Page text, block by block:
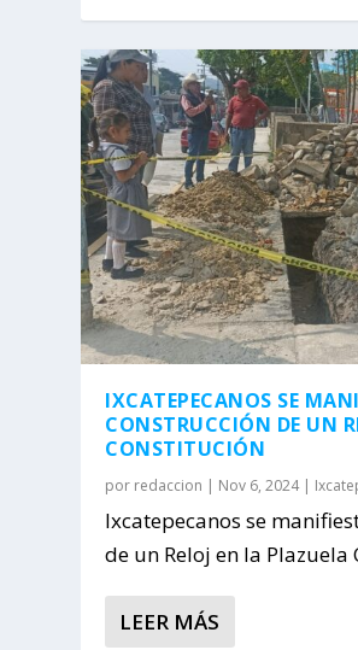
IXCATEPECANOS SE
CONSTRUCCIÓN DE UN
CONSTITUCIÓN
por redaccion | Nov 6, 2024|
Ixcatepecanos se
de un Reloj en la Plazuela
LEER MÁS